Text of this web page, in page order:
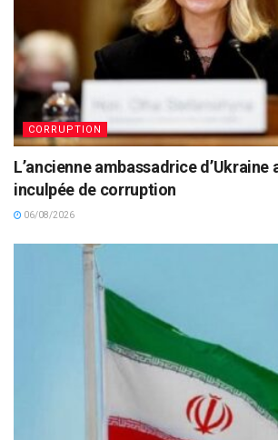
CORRUPTION
L’ancienne ambassadrice d’Ukraine
inculpée de corruption
06/08/2026